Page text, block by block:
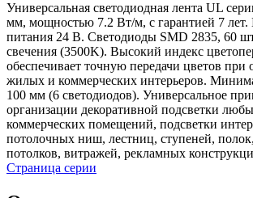
Универсальная светодиодная лента UL
мм, мощностью 7.2 Вт/м, с гарантией 7
питания 24 В. Светодиоды SMD 2835, 60
свечения (3500K). Высокий индекс
обеспечивает точную передачи цветов
жилых и коммерческих интерьеров.
100 мм (6 светодиодов). Универсальное
организации декоративной подсветки
коммерческих помещений, подсветки
потолочных ниш, лестниц, ступеней,
потолков, витражей, рекламных
Страница серии